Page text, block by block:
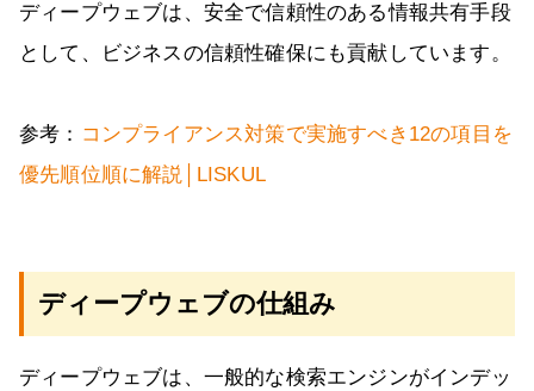
ディープウェブは、安全で信頼性のある情報共有手段
として、ビジネスの信頼性確保にも貢献しています。
参考： コンプライアンス対策で実施すべき12の項目を
優先順位順に解説│LISKUL
ディープウェブの仕組み
ディープウェブは、一般的な検索エンジンがインデッ